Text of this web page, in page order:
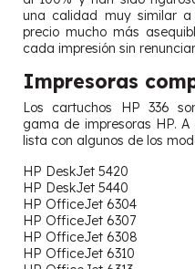
una calidad muy similar
precio mucho más
cada impresión sin
Impresoras
Los cartuchos HP 336
gama de impresoras HP.
lista con algunos de los
HP DeskJet 5420
HP DeskJet 5440
HP OfficeJet 6304
HP OfficeJet 6307
HP OfficeJet 6308
HP OfficeJet 6310